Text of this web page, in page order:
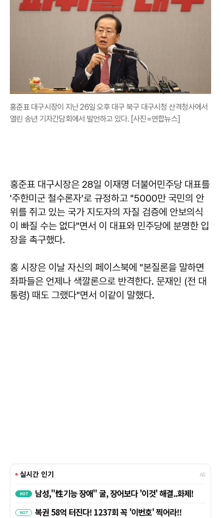
홍준표 대구시장이 지난 26일 오후 대구 북구 대구시청 산격청사에서
열린 송년 기자간담회에서 발언하고 있다. [사진=연합뉴스]
홍준표 대구시장은 28일 이재명 더불어민주당 대표를
'주한미군 철수론자'로 규정하고 "5000만 국민의 안
위를 쥐고 있는 국가 지도자의 자질 검증에 안보의식
이 빠질 수는 없다"면서 이 대표와 민주당에 분명한 입
장을 촉구했다.
홍 시장은 이날 자신의 페이스북에 "본질론을 말하면
좌파들은 언제나 색깔론으로 반격한다. 문재인 (전 대
통령) 때도 그랬다"면서 이같이 말했다.